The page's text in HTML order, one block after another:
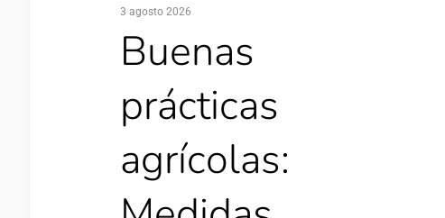
3 agosto 2026
Buenas
prácticas
agrícolas: